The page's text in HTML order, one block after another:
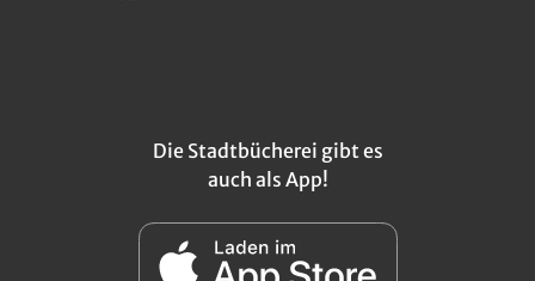
Die Stadtbücherei gibt es
auch als App!